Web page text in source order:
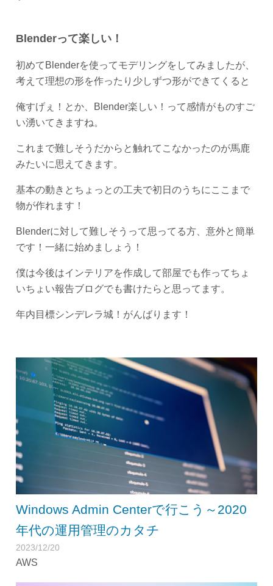
Blenderって楽しい！
初めてBlenderを使ってモデリングをしてみましたが、
考えて理想の形を作ったり少しずつ形ができてくると
俺すげぇ！とか、Blender楽しい！って感情がものすご
い湧いてきますね。
これまで難しそうだからと触れてこなかったのが馬鹿
みたいに思えてきます。
基本の動きとちょっとの工夫で初日のうちにここまで
物が作れます！
Blenderに対して難しそうって思ってる方、意外と簡単
です！一緒に始めましょう！
僕は今後はインテリアを作成して部屋でも作ってちょ
いちょい報告ブログでも書けたらと思ってます。
年内目標シンデレラ城！がんばります！
Windows Admin Centerで行こう～2020
年代の運用管理のカタチ
2023/12/20
AWS